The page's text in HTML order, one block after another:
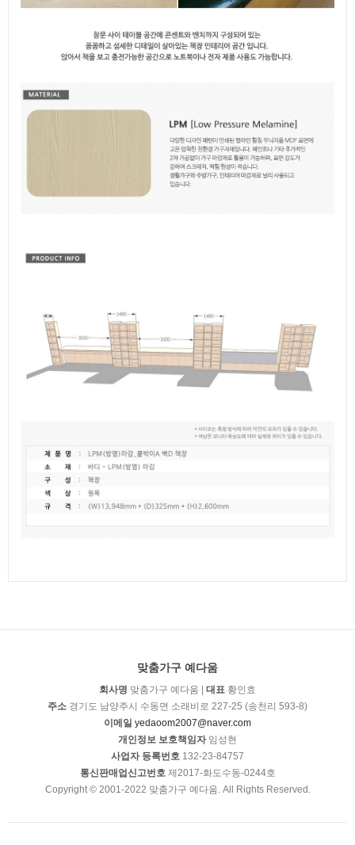
맞춤가구 예다움
회사명 맞춤가구 예다움 | 대표 황인효
주소 경기도 남양주시 수동면 소래비로 227-25 (송천리 593-8)
이메일 yedaoom2007@naver.com
개인정보 보호책임자임성현
사업자 등록번호 132-23-84757
통신판매업신고번호제2017-화도수동-0244호
Copyright © 2001-2022 맞춤가구 예다움. All Rights Reserved.